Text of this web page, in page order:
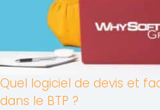
Quel logiciel de devis et
dans le BTP ?